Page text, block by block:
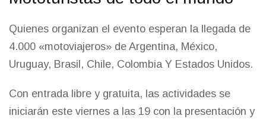
Quienes organizan el evento esperan la llegada de
4.000 «motoviajeros» de Argentina, México,
Uruguay, Brasil, Chile, Colombia Y Estados Unidos.
Con entrada libre y gratuita, las actividades se
iniciarán este viernes a las 19 con la presentación y